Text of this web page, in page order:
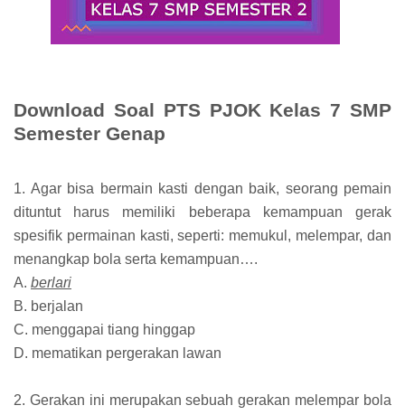
Download Soal PTS PJOK Kelas 7 SMP
Semester Genap
1. Agar bisa bermain kasti dengan baik, seorang pemain
dituntut harus memiliki beberapa kemampuan gerak
spesifik permainan kasti, seperti: memukul, melempar, dan
menangkap bola serta kemampuan….
A. berlari
B. berjalan
C. menggapai tiang hinggap
D. mematikan pergerakan lawan
2. Gerakan ini merupakan sebuah gerakan melempar bola